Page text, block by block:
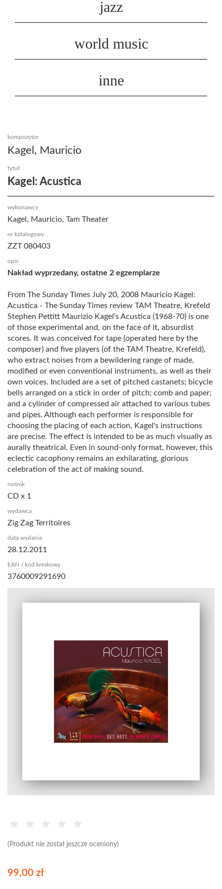
jazz
world music
inne
(Produkt nie został jeszcze oceniony)
kompozytor
Kagel, Mauricio
tytuł
Kagel: Acustica
wykonawcy
Kagel, Mauricio, Tam Theater
nr katalogowy
ZZT 080403
opis
Nakład wyprzedany, ostatne 2 egzemplarze
From The Sunday Times July 20, 2008 Mauricio Kagel:
Acustica - The Sunday Times review TAM Theatre, Krefeld
Stephen Pettitt Maurizio Kagel's Acustica (1968-70) is one
of those experimental and, on the face of it, absurdist
scores. It was conceived for tape (operated here by the
composer) and five players (of the TAM Theatre, Krefeld),
who extract noises from a bewildering range of made,
modified or even conventional instruments, as well as their
own voices. Included are a set of pitched castanets; bicycle
bells arranged on a stick in order of pitch; comb and paper;
and a cylinder of compressed air attached to various tubes
and pipes. Although each performer is responsible for
choosing the placing of each action, Kagel's instructions
are precise. The effect is intended to be as much visually as
aurally theatrical. Even in sound-only format, however, this
eclectic cacophony remains an exhilarating, glorious
celebration of the act of making sound.
nośnik
CD x 1
wydawca
Zig Zag Territoires
data wydania
28.12.2011
EAN / kod kreskowy
3760009291690
99,00 zł